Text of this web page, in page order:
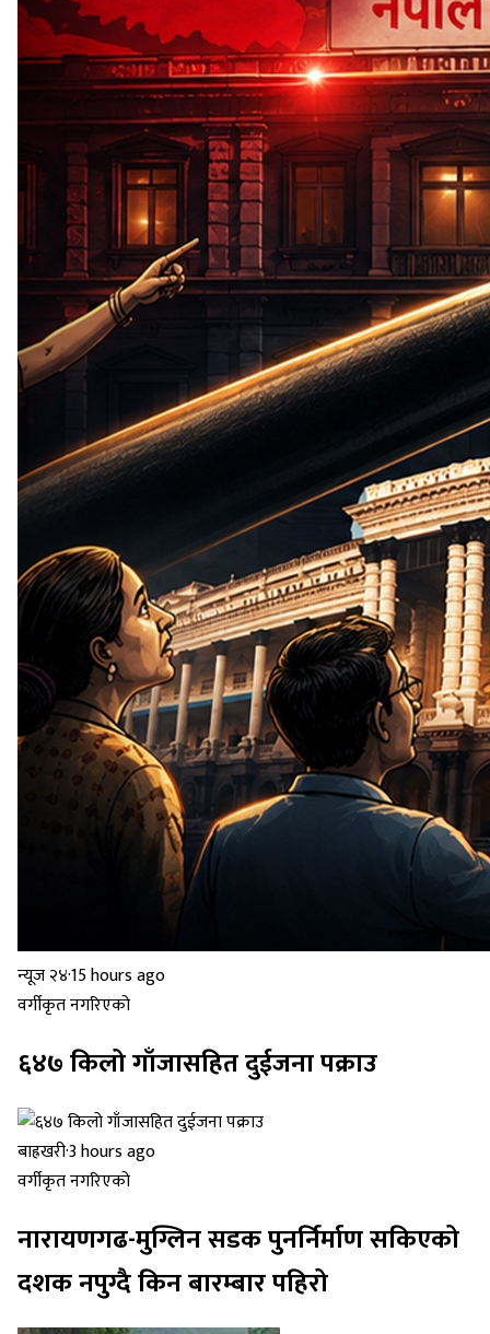
न्यूज २४·15 hours ago
वर्गीकृत नगरिएको
६४७ किलो गाँजासहित दुईजना पक्राउ
बाह्रखरी·3 hours ago
वर्गीकृत नगरिएको
नारायणगढ-मुग्लिन सडक पुनर्निर्माण सकिएको
दशक नपुग्दै किन बारम्बार पहिरो